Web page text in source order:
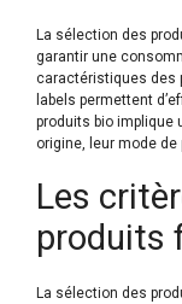
La sélection des
garantir une
caractéristiques des
labels permettent
produits bio implique
origine, leur mode de
Les
produits
La sélection des